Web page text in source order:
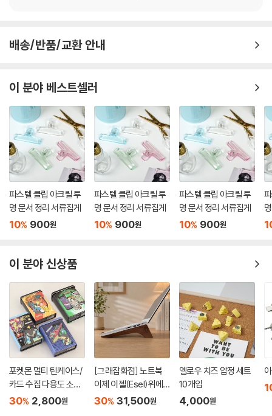
배송/반품/교환 안내
이 분야 베스트셀러
파스텔 클립 아크릴 투
명 문서 정리 서류집게
10% 900원
파스텔 클립 아크릴 투
명 문서 정리 서류집게
10% 900원
파스텔 클립 아크릴 투
명 문서 정리 서류집게
10% 900원
이 분야 신상품
포켓몬 멀티 틴케이스/
카드 수집 다용도 소품
보관함
30% 2,800원
[그래잡화점] 노트북
이제 이젤(Esel)위에
올리세요.프리미엄 원
30% 31,500원
옐로우 치즈 압정 세트
10개입
4,000원